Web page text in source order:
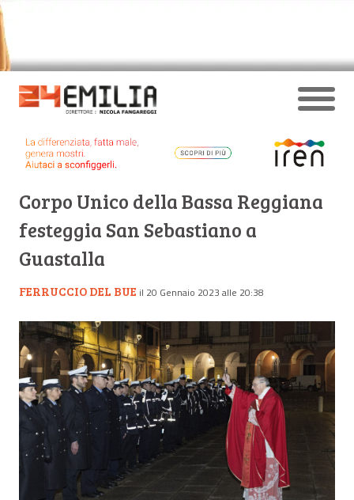
Corpo Unico della Bassa Reggiana
festeggia San Sebastiano a
Guastalla
FERRUCCIO DEL BUE il 20 Gennaio 2023 alle 20:38